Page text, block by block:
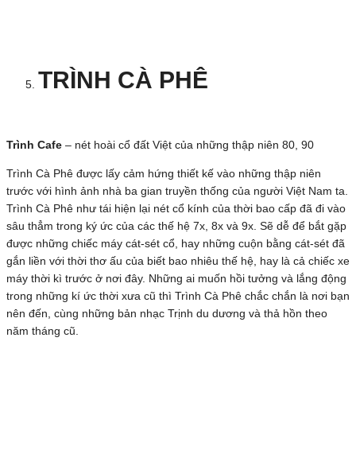
TRÌNH CÀ PHÊ
Trình Cafe – nét hoài cổ đất Việt của những thập niên 80, 90
Trình Cà Phê được lấy cảm hứng thiết kế vào những thập niên
trước với hình ảnh nhà ba gian truyền thống của người Việt Nam ta.
Trình Cà Phê như tái hiện lại nét cổ kính của thời bao cấp đã đi vào
sâu thẳm trong ký ức của các thế hệ 7x, 8x và 9x. Sẽ dễ để bắt gặp
được những chiếc máy cát-sét cổ, hay những cuộn bằng cát-sét đã
gắn liền với thời thơ ấu của biết bao nhiêu thế hệ, hay là cả chiếc xe
máy thời kì trước ở nơi đây. Những ai muốn hồi tưởng và lắng động
trong những kí ức thời xưa cũ thì Trình Cà Phê chắc chắn là nơi bạn
nên đến, cùng những bản nhạc Trịnh du dương và thả hồn theo
năm tháng cũ.